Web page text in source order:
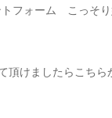
トフォーム こっそ
頂けましたらこちら